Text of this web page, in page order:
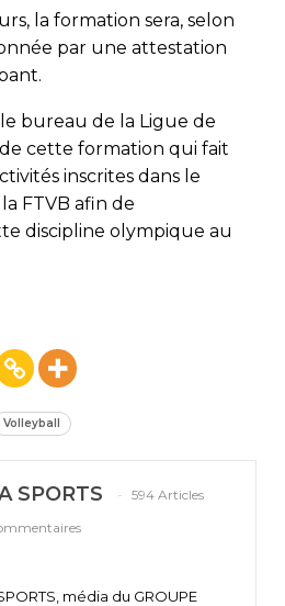
la formation sera, selon
par une attestation
bureau de la Ligue de
cette formation qui fait
inscrites dans le
FTVB afin de
discipline olympique au
Volleyball
SPORTS
594 Articles
média du GROUPE